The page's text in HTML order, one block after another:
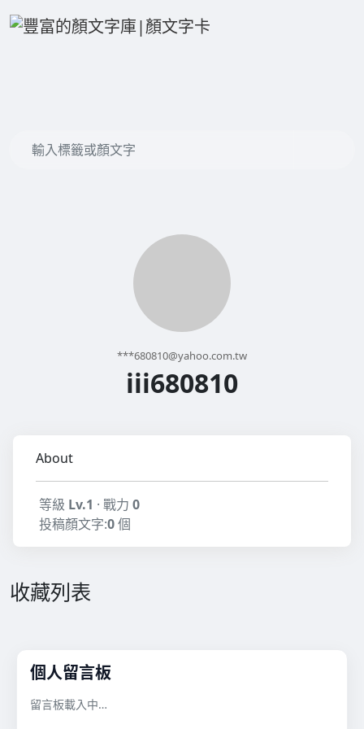
***680810@yahoo.com.tw
iii680810
About
等級 Lv.1 · 戰力 0
投稿顏文字:0個
收藏列表
個人留言板
留言板載入中…